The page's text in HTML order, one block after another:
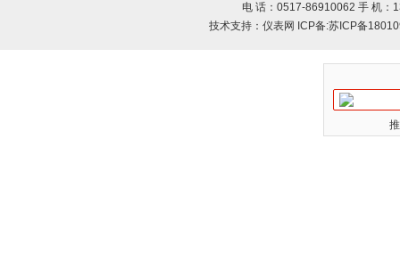
电 话：0517-86910062 手 机：
技术支持： 仪表网 ICP备:苏ICP备